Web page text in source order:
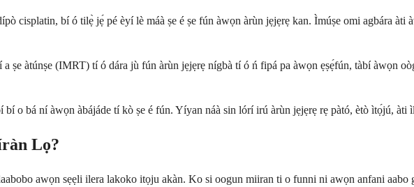
cisplatin, bí ó tilẹ̀ jẹ́ pé èyí lè máà ṣe é ṣe fún àwọn àrùn jẹjẹrẹ kan. Ìmúṣe omi agbára àti
ṣe àtúnṣe (IMRT) tí ó dára jù fún àrùn jẹjẹrẹ nígbà tí ó ń fipá pa àwọn ẹṣẹ́fún, tàbí àwọn
o bá ní àwọn àbájáde tí kò ṣe é fún. Yíyan náà sin lórí irú àrùn jẹjẹrẹ rẹ pàtó, ètò ìtọ́jú, àti
Lọ?
awọn sẹẹli ilera lakoko itọju akàn. Ko si oogun miiran ti o funni ni awọn anfani aabo